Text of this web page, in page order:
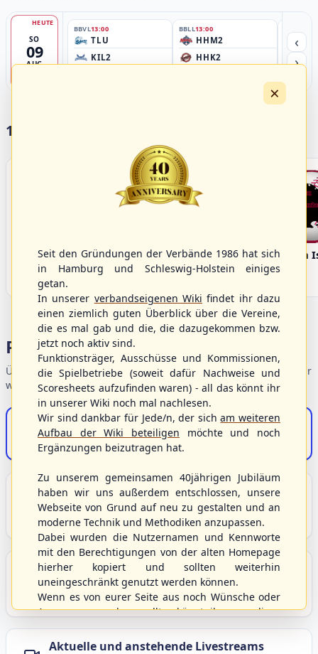
SO
09
AUG
HEUTE
BBVL13:00
TLU
KIL2
BBLL13:00
HHM2
HHK2
Ballpark
‹
›
17 Vereine im S/HBV
Bargenstedt
Beavers
Elmshorn Alligators Fehmarn
Portalbereiche
Übersicht der Verbandsbereiche – wählen Sie einen Einstieg für
weiterführende Informationen.
S/HBV-Shop
Der Onlineshop des S/HBV
Unser Sport
Grundlagen und Hintergründe zu Baseball, Softball
und Baseball5.
Berichte und Neuigkeiten
Aktuelle Meldungen, Berichte und Nachrichten aus
dem S/HBV, Deutschland und der Welt.
Aktuelle und anstehende Livestreams
×
Seit den Gründungen der Verbände 1986 hat sich
in Hamburg und Schleswig-Holstein einiges
getan.
In unserer verbandseigenen Wiki findet ihr dazu
einen ziemlich guten Überblick über die Vereine,
die es mal gab und die, die dazugekommen bzw.
jetzt noch aktiv sind.
Funktionsträger, Ausschüsse und Kommissionen,
die Spielbetriebe (soweit dafür Nachweise und
Scoresheets aufzufinden waren) - all das könnt ihr
in unserer Wiki noch mal nachlesen.
Wir sind dankbar für Jede/n, der sicham weiteren
Aufbau der Wiki beteiligen möchte und noch
Ergänzungen beizutragen hat.
Zu unserem gemeinsamen 40jährigen Jubiläum
haben wir uns außerdem entschlossen, unsere
Webseite von Grund auf neu zu gestalten und an
moderne Technik und Methodiken anzupassen.
Dabei wurden die Nutzernamen und Kennworte
mit den Berechtigungen von der alten Homepage
hierher kopiert und sollten weiterhin
uneingeschränkt genutzt werden können.
Wenn es von eurer Seite aus noch Wünsche oder
Anregungen geben sollte, könnt ihr uns diese
gerne an die Verbandsadresseinfo@shbvnet.de
schicken.